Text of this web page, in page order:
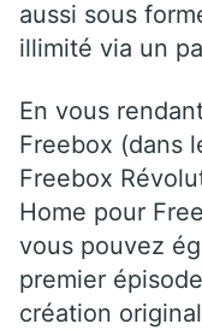
aussi sous
illimité via un
En vous
Freebox (dans
Freebox
Home pour
vous pouvez
premier
création